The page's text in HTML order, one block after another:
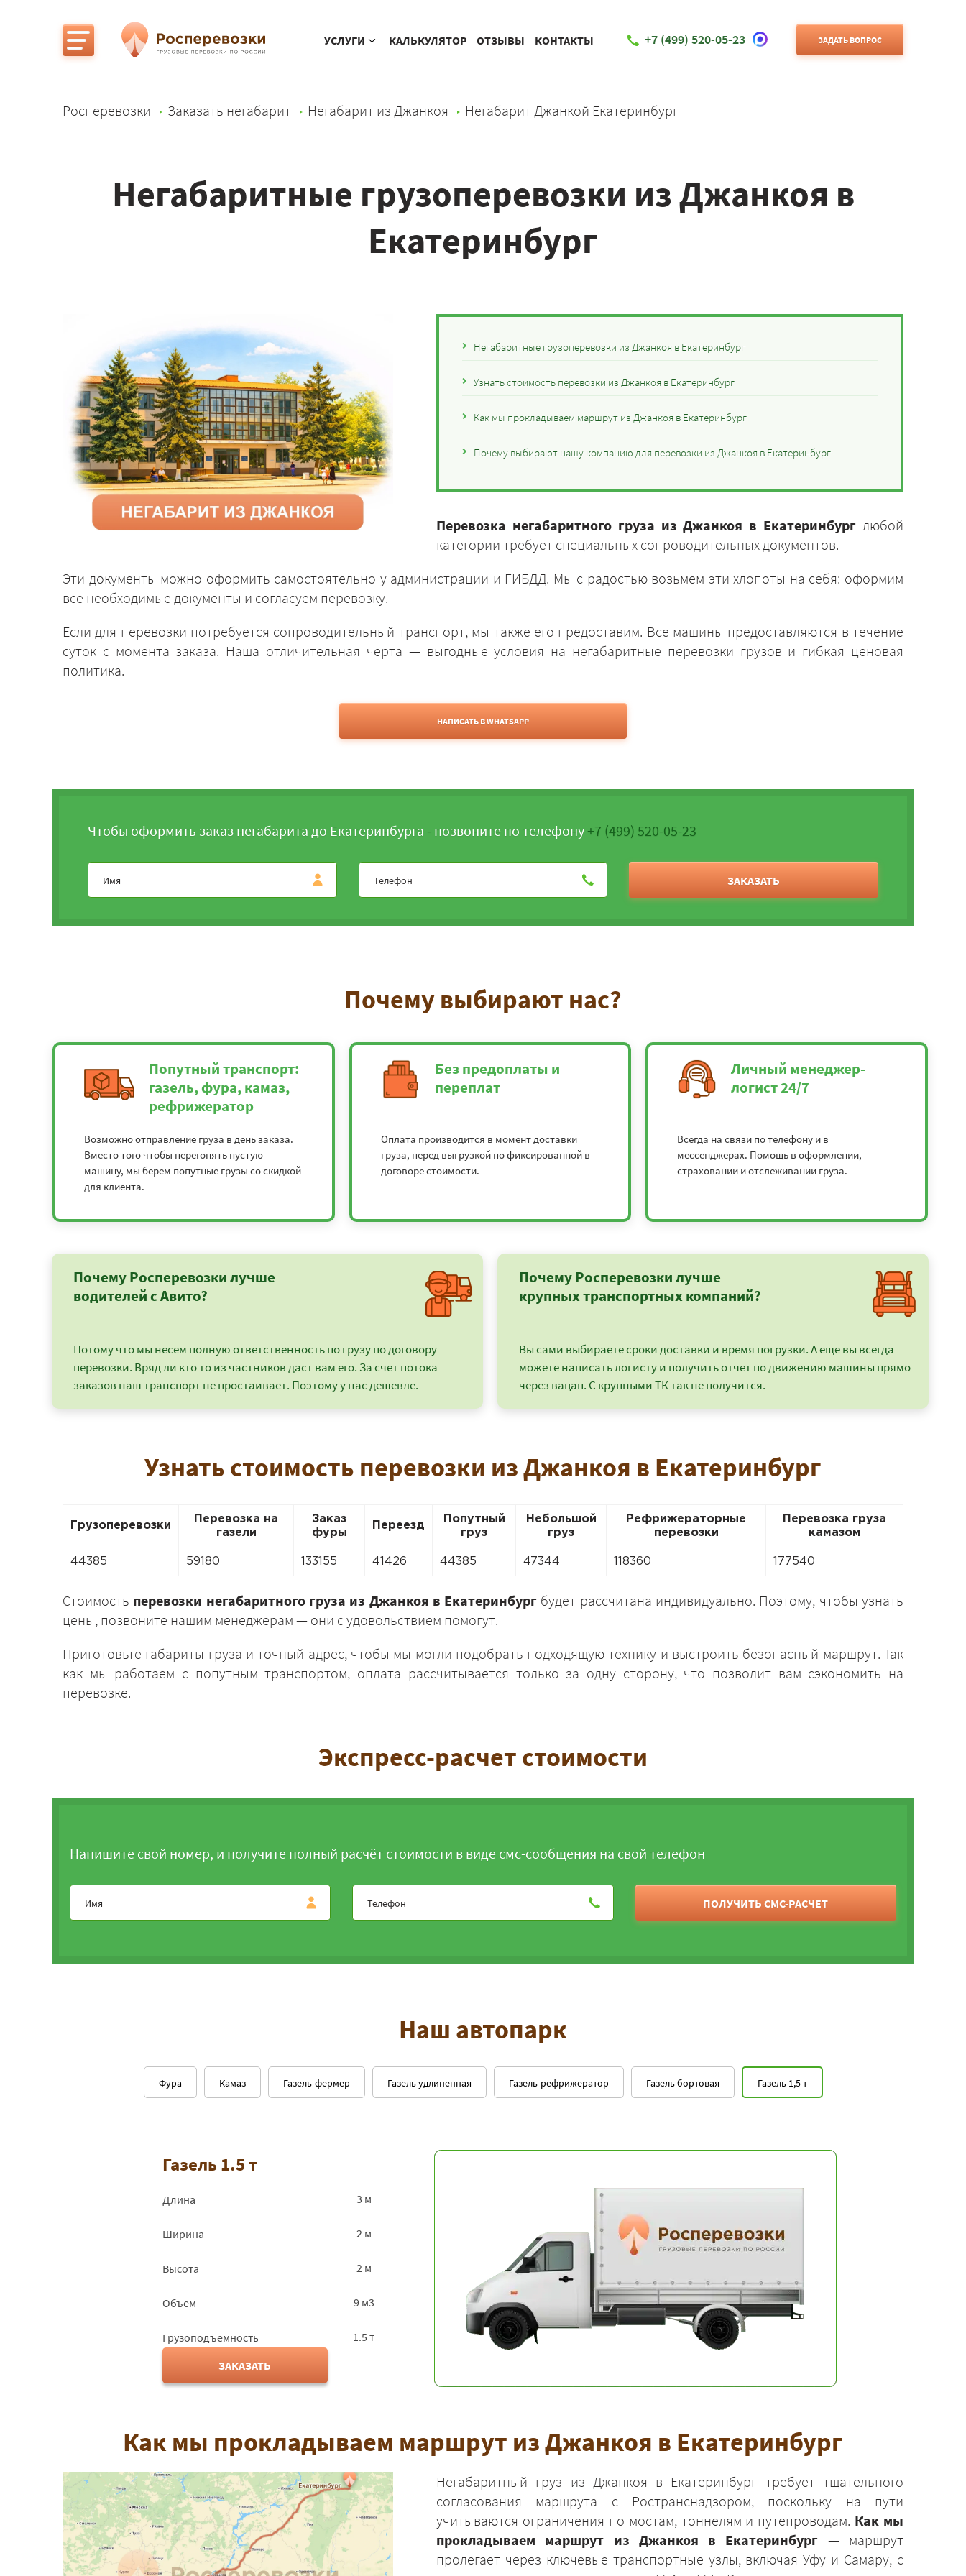
УСЛУГИ КАЛЬКУЛЯТОР ОТЗЫВЫ КОНТАКТЫ +7 (499) 520-05-23 ЗАДАТЬ ВОПРОС
Росперевозки Заказать негабарит Негабарит из Джанкоя Негабарит Джанкой Екатеринбург
Негабаритные грузоперевозки из Джанкоя в
Екатеринбург
Негабаритные грузоперевозки из Джанкоя в Екатеринбург
Узнать стоимость перевозки из Джанкоя в Екатеринбург
Как мы прокладываем маршрут из Джанкоя в Екатеринбург
Почему выбирают нашу компанию для перевозки из Джанкоя в Екатеринбург
Перевозка негабаритного груза из Джанкоя в Екатеринбург любой
категории требует специальных сопроводительных документов.
Эти документы можно оформить самостоятельно у администрации и ГИБДД. Мы с радостью возьмем эти хлопоты на себя: оформим
все необходимые документы и согласуем перевозку.
Если для перевозки потребуется сопроводительный транспорт, мы также его предоставим. Все машины предоставляются в течение
суток с момента заказа. Наша отличительная черта — выгодные условия на негабаритные перевозки грузов и гибкая ценовая
политика.
НАПИСАТЬ В WHATSAPP
Чтобы оформить заказ негабарита до Екатеринбурга - позвоните по телефону+7 (499) 520-05-23
ЗАКАЗАТЬ
Почему выбирают нас?
Попутный транспорт:
газель, фура, камаз,
рефрижератор
Возможно отправление груза в день заказа.
Вместо того чтобы перегонять пустую
машину, мы берем попутные грузы со скидкой
для клиента.
Без предоплаты и
переплат
Оплата производится в момент доставки
груза, перед выгрузкой по фиксированной в
договоре стоимости.
Личный менеджер-
логист 24/7
Всегда на связи по телефону и в
мессенджерах. Помощь в оформлении,
страховании и отслеживании груза.
Почему Росперевозки лучше
водителей с Авито?
Потому что мы несем полную ответственность по грузу по договору
перевозки. Вряд ли кто то из частников даст вам его. За счет потока
заказов наш транспорт не простаивает. Поэтому у нас дешевле.
Почему Росперевозки лучше
крупных транспортных компаний?
Вы сами выбираете сроки доставки и время погрузки. А еще вы всегда
можете написать логисту и получить отчет по движению машины прямо
через вацап. С крупными ТК так не получится.
Узнать стоимость перевозки из Джанкоя в Екатеринбург
Грузоперевозки
Перевозка на
газели
Заказ
фуры
Переезд
Попутный
груз
Небольшой
груз
Рефрижераторные
перевозки
Перевозка груза
камазом
44385 59180 133155 41426 44385 47344 118360 177540
Стоимость перевозки негабаритного груза из Джанкоя в Екатеринбург будет рассчитана индивидуально. Поэтому, чтобы узнать
цены, позвоните нашим менеджерам — они с удовольствием помогут.
Приготовьте габариты груза и точный адрес, чтобы мы могли подобрать подходящую технику и выстроить безопасный маршрут. Так
как мы работаем с попутным транспортом, оплата рассчитывается только за одну сторону, что позволит вам сэкономить на
перевозке.
Экспресс-расчет стоимости
Напишите свой номер, и получите полный расчёт стоимости в виде смс-сообщения на свой телефон
ПОЛУЧИТЬ СМС-РАСЧЕТ
Наш автопарк
Газель 1,5 т
Газель удлиненная Газель бортовая
Газель-рефрижератор
Газель-фермер
Камаз
Фура
Газель 1.5 т
Длина 3 м
Ширина 2 м
Высота 2 м
Объем 9 м3
Грузоподъемность
1.5 т
ЗАКАЗАТЬ
Как мы прокладываем маршрут из Джанкоя в Екатеринбург
Негабаритный груз из Джанкоя в Екатеринбург требует тщательного
согласования маршрута с Ространснадзором, поскольку на пути
учитываются ограничения по мостам, тоннелям и путепроводам. Как мы
прокладываем маршрут из Джанкоя в Екатеринбург — маршрут
пролегает через ключевые транспортные узлы, включая Уфу и Самару, с
+7 (499) 520-05-23